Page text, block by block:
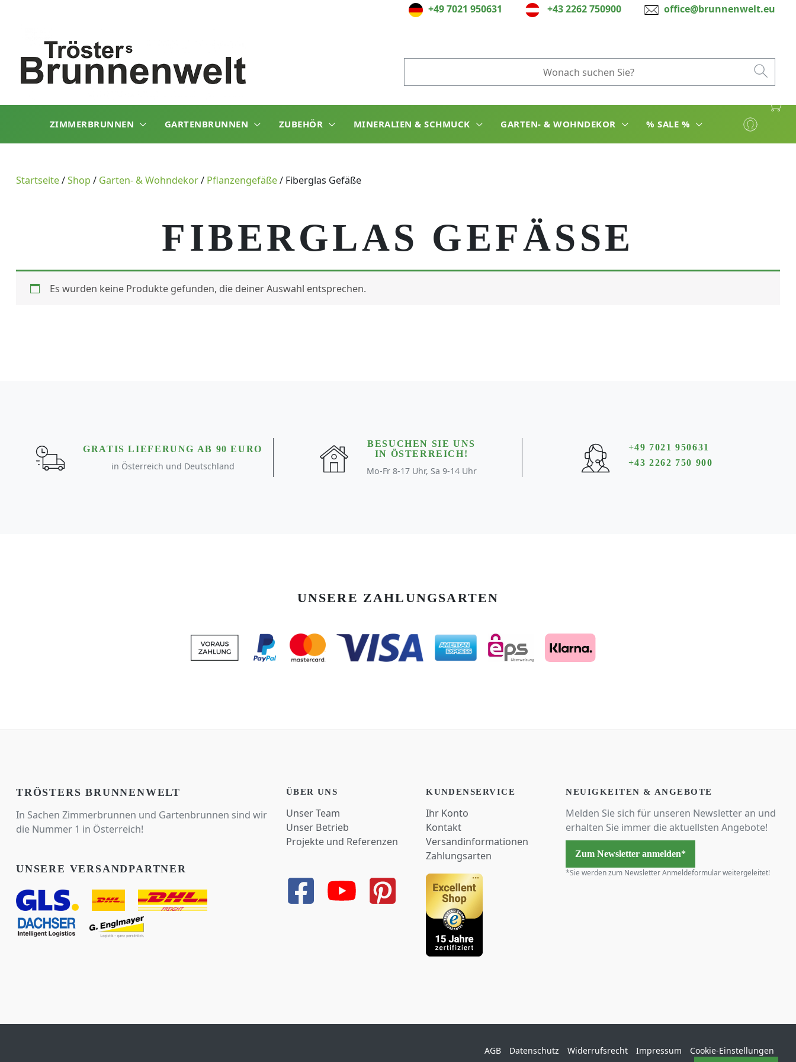
+49 7021 950631 +43 2262 750900 office@brunnenwelt.eu
ZIMMERBRUNNEN GARTENBRUNNEN ZUBEHÖR MINERALIEN & SCHMUCK GARTEN- & WOHNDEKOR % SALE %
Startseite/Shop / Garten- & Wohndekor/ Pflanzengefäße/ Fiberglas Gefäße
FIBERGLAS GEFÄSSE
Es wurden keine Produkte gefunden, die deiner Auswahl entsprechen.
GRATIS LIEFERUNG AB 90 EURO
in Österreich und Deutschland
BESUCHEN SIE UNS
IN ÖSTERREICH!
Mo-Fr 8-17 Uhr, Sa 9-14 Uhr
+49 7021 950631
+43 2262 750 900
UNSERE ZAHLUNGSARTEN
TRÖSTERS BRUNNENWELT
In Sachen Zimmerbrunnen und Gartenbrunnen sind wir
die Nummer 1 in Österreich!
UNSERE VERSANDPARTNER
ÜBER UNS
Unser Team
Unser Betrieb
Projekte und Referenzen
KUNDENSERVICE
Ihr Konto
Kontakt
Versandinformationen
Zahlungsarten
NEUIGKEITEN & ANGEBOTE
Melden Sie sich für unseren Newsletter an und
erhalten Sie immer die aktuellsten Angebote!
Zum Newsletter anmelden*
*Sie werden zum Newsletter Anmeldeformular weitergeleitet!
AGB Datenschutz Widerrufsrecht Impressum Cookie-Einstellungen